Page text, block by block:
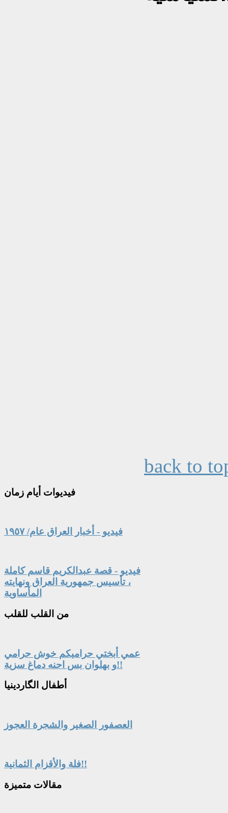
back to
فيديوات أيام زمان
فيديو - أخبار العراق عام/ ١٩٥٧
فيديو - قصة عبدالكريم قاسم كاملة
، تأسيس جمهورية العراق ونهايته
المأساوية
من القلب للقلب
عمي أبختي حراميكم خوش حرامي
و بهلوان بس احنه دماغ سزية!!
أطفال الگاردينيا
العصفور الصغير والشجرة العجوز
فلة والأقزام الثمانية!!
مقالات متميزة